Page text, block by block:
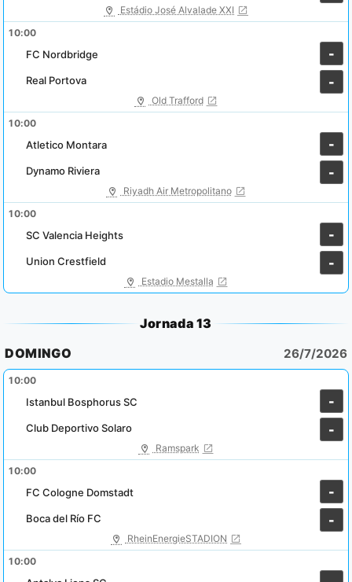
Estádio José Alvalade XXI
10:00
FC Nordbridge
-
-
Real Portova
Old Trafford
10:00
Atletico Montara
-
-
Dynamo Riviera
Riyadh Air Metropolitano
10:00
SC Valencia Heights
-
-
Union Crestfield
Estadio Mestalla
Jornada 13
DOMINGO
26/7/2026
10:00
Istanbul Bosphorus SC
-
-
Club Deportivo Solaro
Ramspark
10:00
FC Cologne Domstadt
-
-
Boca del Río FC
RheinEnergieSTADION
10:00